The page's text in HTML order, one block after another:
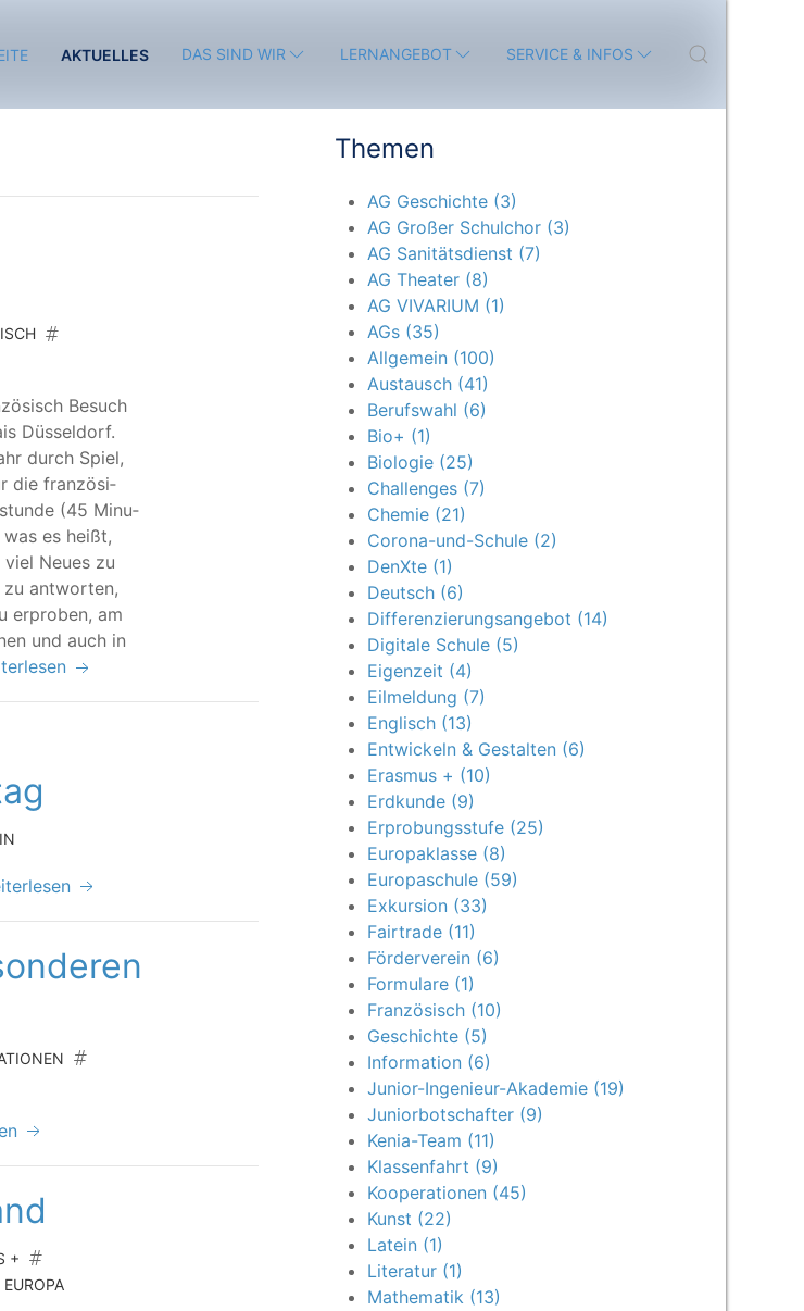
AKTUELLES DAS SIND WIR LERNANGEBOT SERVICE & INFOS
Besuch
Düs­sel­dorf.
durch Spiel,
die fran­zö­si­
(45 Minu­
es heißt,
Neu­es zu
zu ant­wor­ten,
erpro­ben, am
und auch in
+
Themen
AG Geschichte (3)
AG Großer Schulchor (3)
AG Sanitätsdienst (7)
AG Theater (8)
AG VIVARIUM (1)
AGs (35)
Allgemein (100)
Austausch (41)
Berufswahl (6)
Bio+ (1)
Biologie (25)
Challenges (7)
Chemie (21)
Corona-und-Schule (2)
DenXte (1)
Deutsch (6)
Differenzierungsangebot (14)
Digitale Schule (5)
Eigenzeit (4)
Eilmeldung (7)
Englisch (13)
Entwickeln & Gestalten (6)
Erasmus + (10)
Erdkunde (9)
Erprobungsstufe (25)
Europaklasse (8)
Europaschule (59)
Exkursion (33)
Fairtrade (11)
Förderverein (6)
Formulare (1)
Französisch (10)
Geschichte (5)
Information (6)
Junior-Ingenieur-Akademie (19)
Juniorbotschafter (9)
Kenia-Team (11)
Klassenfahrt (9)
Kooperationen (45)
Kunst (22)
Latein (1)
Literatur (1)
Mathematik (13)